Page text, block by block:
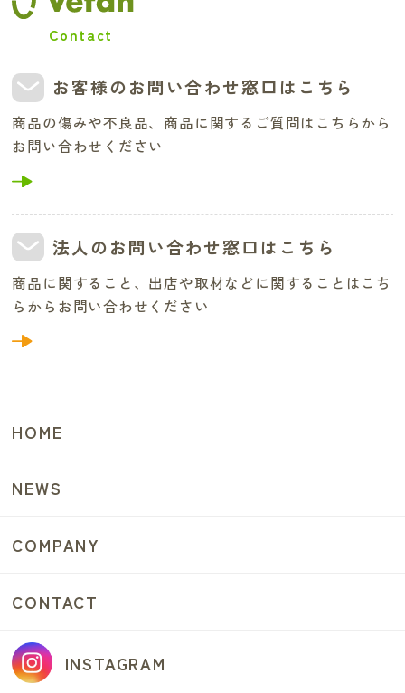
Contact
お客様のお問い合わせ窓口はこちら
商品の傷みや不良品、商品に関するご質問はこちらから
お問い合わせください
法人のお問い合わせ窓口はこちら
商品に関すること、出店や取材などに関することはこち
らからお問い合わせください
HOME
NEWS
COMPANY
CONTACT
INSTAGRAM